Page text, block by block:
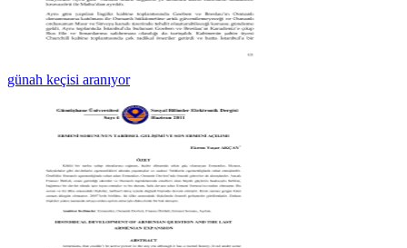
günah keçisi aranıyor